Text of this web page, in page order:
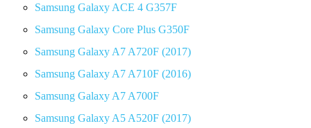
Samsung Galaxy ACE 4 G357F
Samsung Galaxy Core Plus G350F
Samsung Galaxy A7 A720F (2017)
Samsung Galaxy A7 A710F (2016)
Samsung Galaxy A7 A700F
Samsung Galaxy A5 A520F (2017)